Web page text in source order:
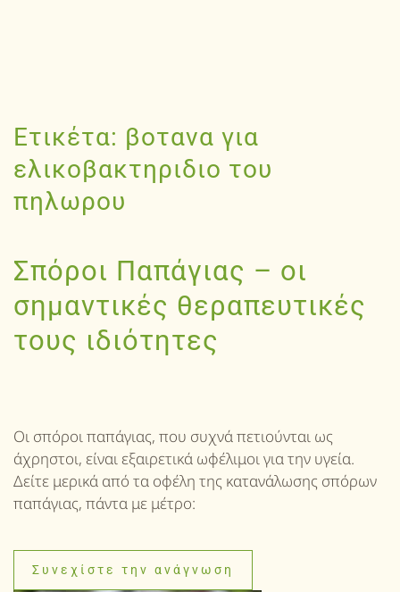
Ετικέτα: βοτανα για
ελικοβακτηριδιο του
πηλωρου
Σπόροι Παπάγιας – οι
σημαντικές θεραπευτικές
τους ιδιότητες
Οι σπόροι παπάγιας, που συχνά πετιούνται ως
άχρηστοι, είναι εξαιρετικά ωφέλιμοι για την υγεία.
Δείτε μερικά από τα οφέλη της κατανάλωσης σπόρων
παπάγιας, πάντα με μέτρο:
Συνεχίστε την ανάγνωση